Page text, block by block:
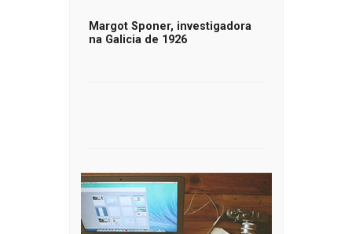
Margot Sponer, investigadora
na Galicia de 1926